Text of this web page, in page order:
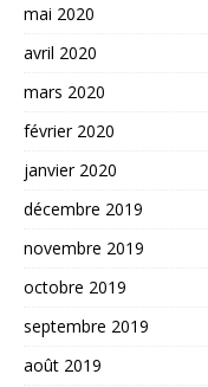
mai 2020
avril 2020
mars 2020
février 2020
janvier 2020
décembre 2019
novembre 2019
octobre 2019
septembre 2019
août 2019